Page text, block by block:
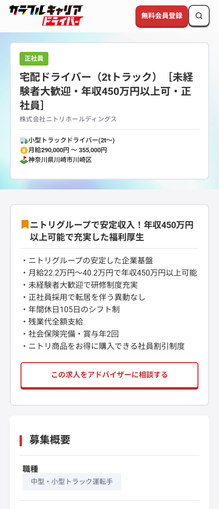
無料会員登録
正社員
宅配ドライバー（2tトラック）［未経
験者大歓迎・年収450万円以上可・正
社員］
株式会社ニトリホールディングス
小型トラックドライバー(2t～)
月給290,000円 〜 355,000円
神奈川県川崎市川崎区
ニトリグループで安定収入！年収450万円
以上可能で充実した福利厚生
・ニトリグループの安定した企業基盤
・月給22.2万円～40.2万円で年収450万円以上可能
・未経験者大歓迎で研修制度充実
・正社員採用で転居を伴う異動なし
・年間休日105日のシフト制
・残業代全額支給
・社会保険完備・賞与年2回
・ニトリ商品をお得に購入できる社員割引制度
この求人をアドバイザーに相談する
募集概要
職種
中型・小型トラック運転手